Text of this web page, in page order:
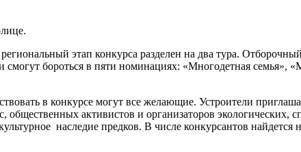
этап конкурса разделен на два тура.
бороться в пяти номинациях: «Многодетная семья»,
в конкурсе могут все желающие. Устроители
активистов и организаторов экологических,
наследие предков. В числе конкурсантов